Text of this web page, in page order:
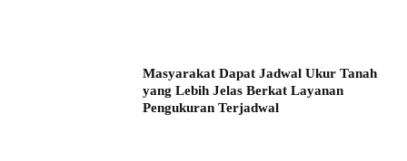
Masyarakat Dapat Jadwal Ukur Tanah
yang Lebih Jelas Berkat Layanan
Pengukuran Terjadwal